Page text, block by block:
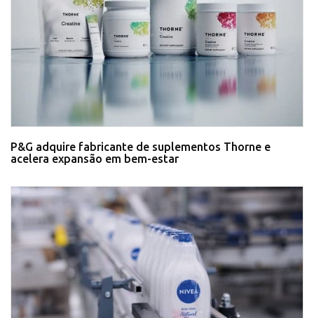
P&G adquire fabricante de suplementos Thorne e
acelera expansão em bem-estar